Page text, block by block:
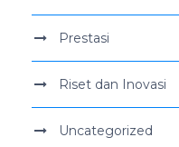
Prestasi
Riset dan Inovasi
Uncategorized